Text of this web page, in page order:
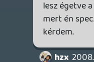
Király lett az új
egy konzol ( az egy
nagyon szép lenne
logikus is , de az
ugyanígy a
olyan aki több